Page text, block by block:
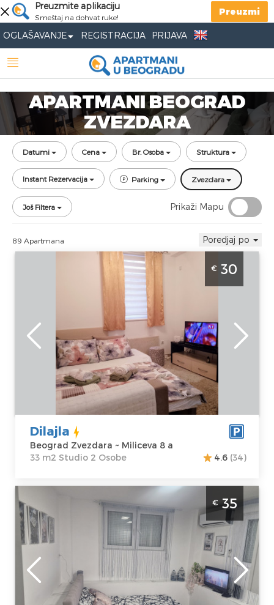
Preuzmite aplikaciju
Smeštaj na dohvat ruke!
Preuzmi
OGLAŠAVANJE REGISTRACIJA PRIJAVA
APARTMANI BEOGRAD
ZVEZDARA
Datumi Cena Br. Osoba Struktura
Instant Rezervacija Parking Zvezdara
Još Filtera Prikaži Mapu
89 Apartmana Poredjaj po
Studio Apartman Dilajla Beograd Zvezdara
je lepo uredjen stan na dan za 2 osobe u
Lokacija:
Beograd
Zvezdara
Adresa:Miliceva
30 €
Gosti:2
Kvadratura :33
m2
Struktura :
Studio
€ 30
Dilajla
Beograd Zvezdara ~ Miliceva 8 a
33 m2 Studio 2 Osobe
4.6 (34)
Studio Apartman Beo centar Beograd
Zvezdara. Studio apartman, veličine 20m2,
idealan je za boravak dve odrasle osobe.
Beograd
Lokacija:
Beograd
Zvezdara
Gosti:
Kvadratura :20
m2
€35